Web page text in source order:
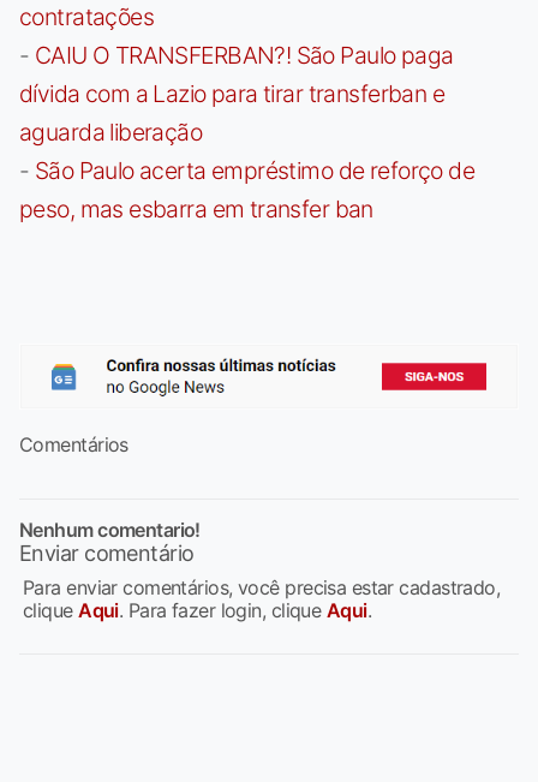
contratações
- CAIU O TRANSFERBAN?! São Paulo paga
dívida com a Lazio para tirar transferban e
aguarda liberação
- São Paulo acerta empréstimo de reforço de
peso, mas esbarra em transfer ban
Comentários
Nenhum comentario!
Enviar comentário
Para enviar comentários, você precisa estar cadastrado,
cliqueAqui. Para fazer login, clique Aqui.